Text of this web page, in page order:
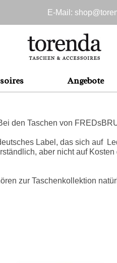
E-Mail: shop@
Angebote
den Taschen von
Label, das sich auf
aber nicht auf
zur Taschenkollektion